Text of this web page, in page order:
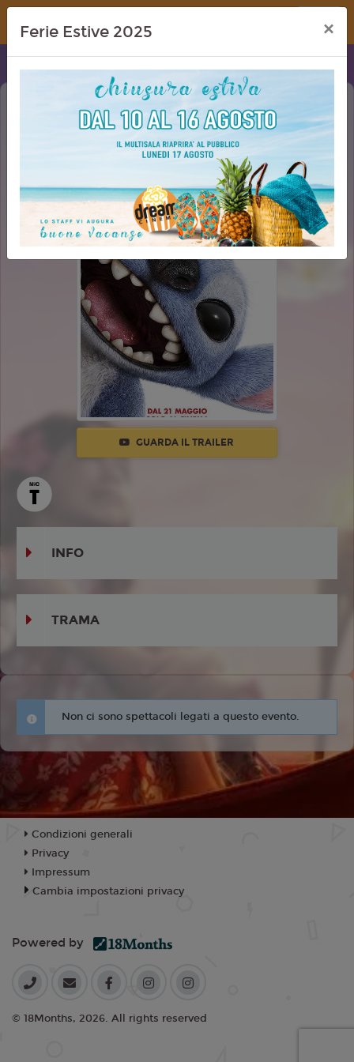
Dream Cinema
LILO & STITCH
GUARDA IL TRAILER
INFO
TRAMA
Non ci sono spettacoli legati a questo evento.
Ferie Estive 2025 ×
Condizioni generali
Privacy
Impressum
Cambia impostazioni privacy
Powered by
© 18Months, 2026. All rights reserved